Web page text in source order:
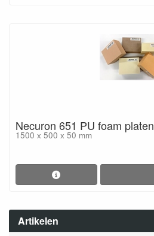
Artikelen
Necuron 651 PU foam platen
1500 x 500 x 50 mm